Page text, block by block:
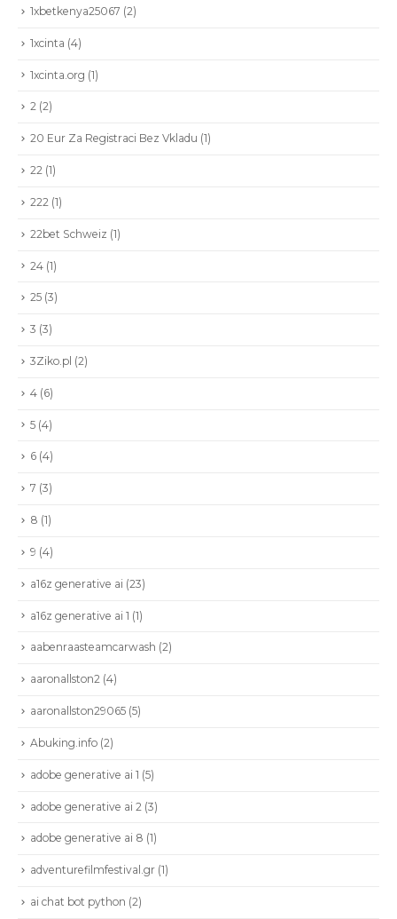
1xbetkenya25067 (2)
1xcinta (4)
1xcinta.org (1)
2 (2)
20 Eur Za Registraci Bez Vkladu (1)
22 (1)
222 (1)
22bet Schweiz (1)
24 (1)
25 (3)
3 (3)
3Ziko.pl (2)
4 (6)
5 (4)
6 (4)
7 (3)
8 (1)
9 (4)
a16z generative ai (23)
a16z generative ai 1 (1)
aabenraasteamcarwash (2)
aaronallston2 (4)
aaronallston29065 (5)
Abuking.info (2)
adobe generative ai 1 (5)
adobe generative ai 2 (3)
adobe generative ai 8 (1)
adventurefilmfestival.gr (1)
ai chat bot python (2)